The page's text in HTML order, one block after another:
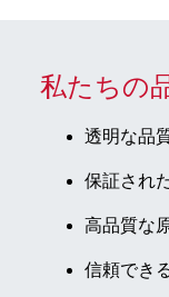
私たちの
透明な品
保証され
高品質な
信頼でき